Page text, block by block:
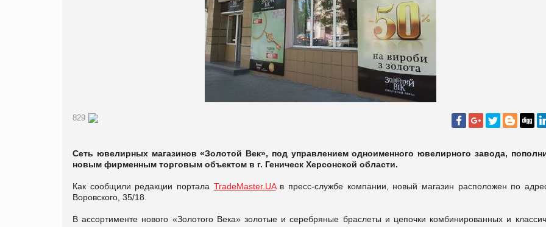
829
Сеть ювелирных магазинов «Золотой Век», под управлением одноименного ювелирного завода,
новым фирменным торговым объектом в г. Геническ Херсонской области.
Как сообщили редакции портала TradeMaster.UAв пресс-службе компании, новый магазин расположен по
Воровского, 35/18.
В ассортименте нового «Золотого Века» золотые и серебряные браслеты и цепочки комбинированных и